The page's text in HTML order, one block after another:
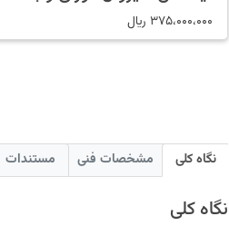
375،000،000 ﷼
نگاه کلی مشخصات فنی مستندات
نگاه کلی